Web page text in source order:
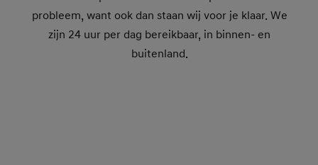
probleem, want ook dan staan wij voor je klaar. We
zijn 24 uur per dag bereikbaar, in binnen- en
buitenland.